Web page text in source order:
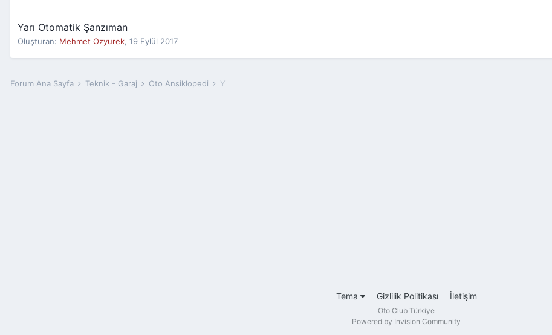
Yarı Otomatik Şanzıman
Oluşturan: Mehmet Ozyurek, 19 Eylül 2017
Forum Ana Sayfa Teknik - Garaj Oto Ansiklopedi Y
Tema Gizlilik Politikası İletişim
Oto Club Türkiye
Powered by Invision Community